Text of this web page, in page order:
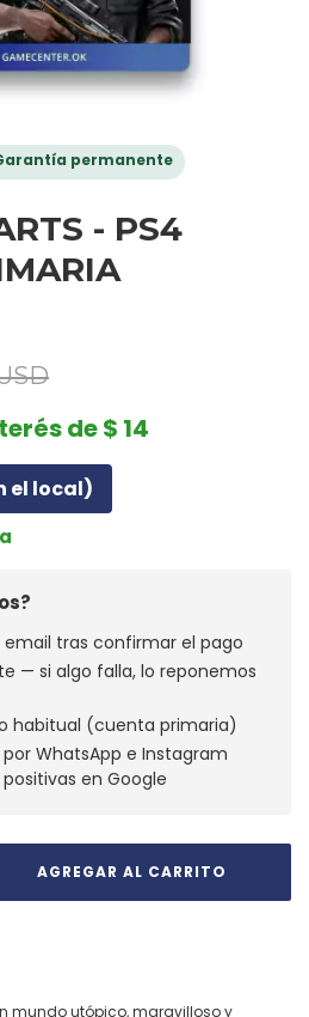
permanente
- PS4
de $ 14
el local)
email tras confirmar el pago
— si algo falla, lo reponemos
habitual (cuenta primaria)
WhatsApp e Instagram
positivas en Google
mundo utópico, maravilloso y